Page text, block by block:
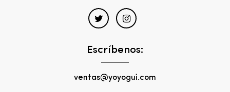
Escríbenos:
ventas@yoyogui.com